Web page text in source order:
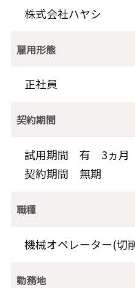
株式会社ハヤシ
雇用形態
正社員
契約期間
試用期間 有 3ヵ月
契約期間 無期
職種
機械オペレーター(切
勤務地